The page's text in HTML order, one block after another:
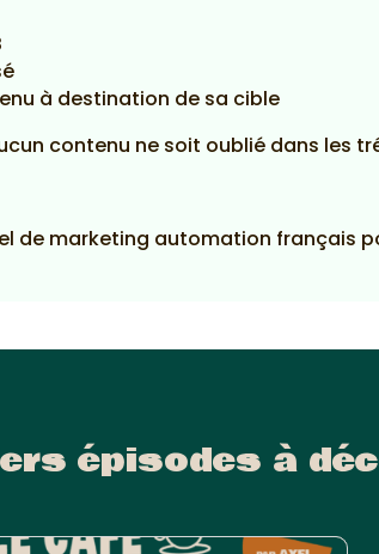
à destination de sa cible
contenu ne soit oublié dans les
de marketing automation français
épisodes à